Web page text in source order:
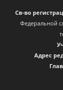
Св-во
Федеральной
Адрес